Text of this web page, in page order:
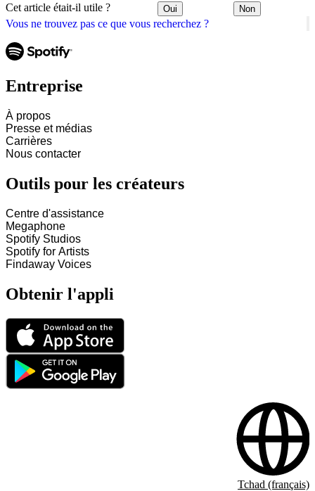
Vous ne trouvez pas ce que vous recherchez ?
Cet article était-il utile ? Oui Non
Entreprise
À propos
Presse et médias
Carrières
Nous contacter
Outils pour les créateurs
Centre d'assistance
Megaphone
Spotify Studios
Spotify for Artists
Findaway Voices
Obtenir l'appli
Tchad (français)